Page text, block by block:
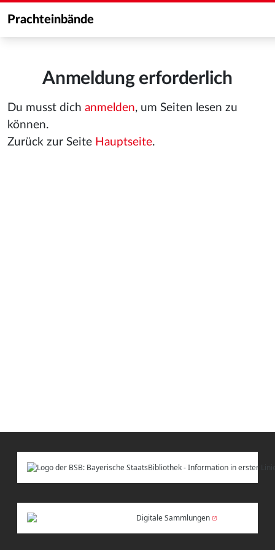
Prachteinbände
Anmeldung erforderlich
Du musst dich anmelden, um Seiten lesen zu
können.
Zurück zur Seite Hauptseite.
Digitale Sammlungen